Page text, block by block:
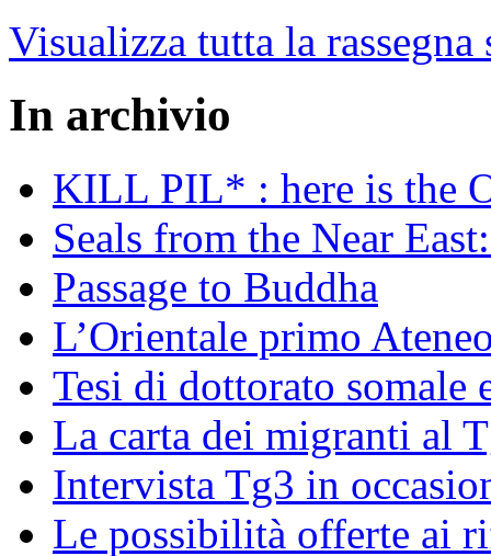
Visualizza tutta la rassegna
In archivio
KILL PIL* : here is the
Seals from the Near
Passage to Buddha
L’Orientale primo
Tesi di dottorato somale
La carta dei migranti al
Intervista Tg3 in
Le possibilità offerte ai